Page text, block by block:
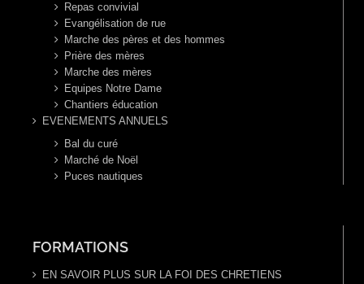
Repas convivial
Evangélisation de rue
Marche des pères et des hommes
Prière des mères
Marche des mères
Equipes Notre Dame
Chantiers éducation
EVENEMENTS ANNUELS
Bal du curé
Marché de Noël
Puces nautiques
FORMATIONS
EN SAVOIR PLUS SUR LA FOI DES CHRETIENS